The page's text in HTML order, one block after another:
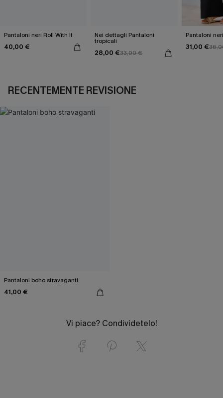
Pantaloni neri Roll With It
40,00 €
Nei dettagli Pantaloni
tropicali
28,00 €33,00 €
Pantaloni
31,00 €
RECENTEMENTE REVISIONE
Pantaloni boho stravaganti
41,00 €
Vi piace? Condividetelo!